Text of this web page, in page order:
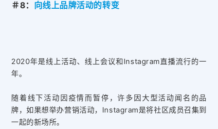
＃8： 向线上品牌活动的转变
2020年是线上活动、线上会议和Instagram直播流行的一
年。
随着线下活动因疫情而暂停，许多因大型活动闻名的品
牌，如果想举办营销活动， Instagram是将社区成员召集到
一起的新场所。